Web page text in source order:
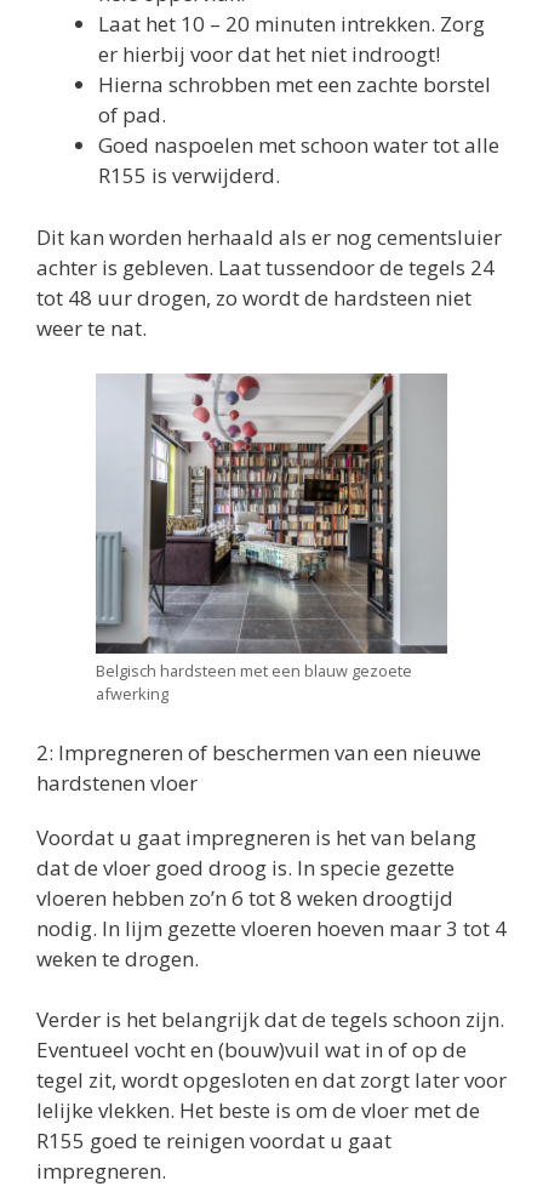
Laat het 10 – 20 minuten intrekken. Zorg
er hierbij voor dat het niet indroogt!
Hierna schrobben met een zachte borstel
of pad.
Goed naspoelen met schoon water tot alle
R155 is verwijderd.
Dit kan worden herhaald als er nog cementsluier
achter is gebleven. Laat tussendoor de tegels 24
tot 48 uur drogen, zo wordt de hardsteen niet
weer te nat.
Belgisch hardsteen met een blauw gezoete
afwerking
2: Impregneren of beschermen van een nieuwe
hardstenen vloer
Voordat u gaat impregneren is het van belang
dat de vloer goed droog is. In specie gezette
vloeren hebben zo’n 6 tot 8 weken droogtijd
nodig. In lijm gezette vloeren hoeven maar 3 tot 4
weken te drogen.
Verder is het belangrijk dat de tegels schoon zijn.
Eventueel vocht en (bouw)vuil wat in of op de
tegel zit, wordt opgesloten en dat zorgt later voor
lelijke vlekken. Het beste is om de vloer met de
R155 goed te reinigen voordat u gaat
impregneren.